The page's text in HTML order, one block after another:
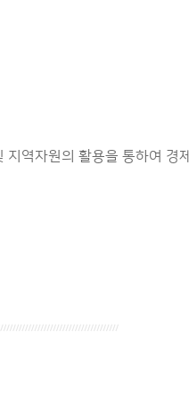
역자원의 활용을 통하여 경제